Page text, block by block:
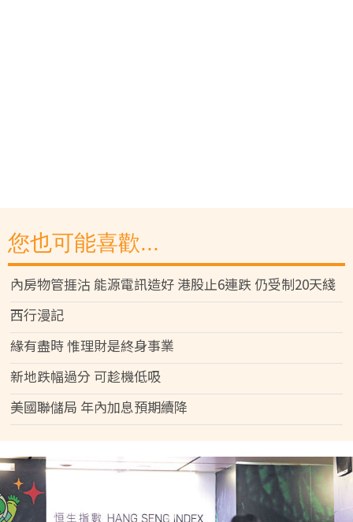
您也可能喜歡...
內房物管捱沽 能源電訊造好 港股止6連跌 仍受制20天綫
西行漫記
緣有盡時 惟理財是終身事業
新地跌幅過分 可趁機低吸
美國聯儲局 年內加息預期續降